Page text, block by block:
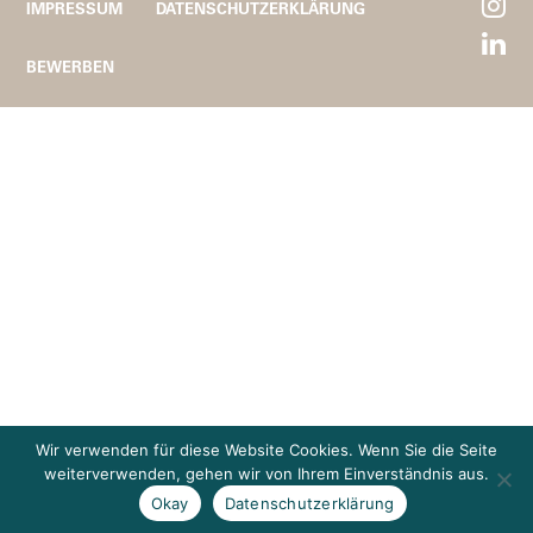
IMPRESSUM DATENSCHUTZERKLÄRUNG
BEWERBEN
Wir verwenden für diese Website Cookies. Wenn Sie die Seite
weiterverwenden, gehen wir von Ihrem Einverständnis aus.
Okay
Datenschutzerklärung